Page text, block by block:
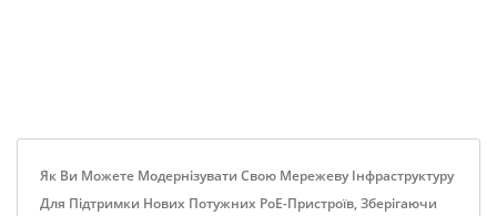
Як Ви Можете Модернізувати Свою Мережеву Інфраструктуру
Для Підтримки Нових Потужних PoE-Пристроїв, Зберігаючи